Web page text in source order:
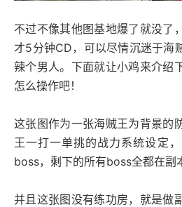
不过不像其他图基地爆了就没了
才5分钟CD，可以尽情沉迷于海
辣个男人。下面就让小鸡来介绍
怎么操作吧！
这张图作为一张海贼王为背景的
王一打一单挑的战力系统设定
boss，剩下的所有boss全都在副
并且这张图没有练功房，就是做